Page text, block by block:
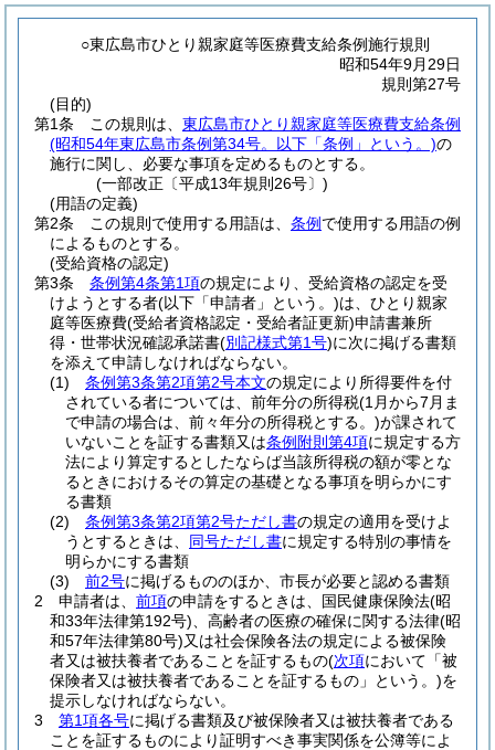
○東広島市ひとり親家庭等医療費支給条例施行規則
昭和54年9月29日
規則第27号
(目的)
第1条
この規則は、 東広島市ひとり親家庭等医療費支給条例
(昭和54年東広島市条例第34号。以下「条例」という。)の
施行に関し、必要な事項を定めるものとする。
(一部改正〔平成13年規則26号〕)
(用語の定義)
第2条
この規則で使用する用語は、 条例 で使用する用語の例
によるものとする。
(受給資格の認定)
第3条
条例第4条第1項の規定により、受給資格の認定を受
けようとする者(以下「申請者」という。)は、ひとり親家
庭等医療費(受給者資格認定・受給者証更新)申請書兼所
得・世帯状況確認承諾書(別記様式第1号)に次に掲げる書類
を添えて申請しなければならない。
(1)
条例第3条第2項第2号本文の規定により所得要件を付
されている者については、前年分の所得税(1月から7月ま
で申請の場合は、前々年分の所得税とする。)が課されて
いないことを証する書類又は条例附則第4項に規定する方
法により算定するとしたならば当該所得税の額が零とな
るときにおけるその算定の基礎となる事項を明らかにす
る書類
(2)
条例第3条第2項第2号ただし書の規定の適用を受けよ
うとするときは、 同号ただし書に規定する特別の事情を
明らかにする書類
(3)
前2号に掲げるもののほか、市長が必要と認める書類
2
申請者は、 前項の申請をするときは、国民健康保険法(昭
和33年法律第192号) 、高齢者の医療の確保に関する法律(昭
和57年法律第80号)又は社会保険各法の規定による被保険
者又は被扶養者であることを証するもの(次項において「被
保険者又は被扶養者であることを証するもの」という。)を
提示しなければならない。
3
第1項各号に掲げる書類及び被保険者又は被扶養者である
ことを証するものにより証明すべき事実関係を公簿等によ